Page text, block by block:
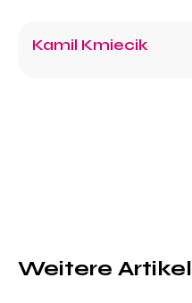
Kamil Kmiecik
Weitere Artikel